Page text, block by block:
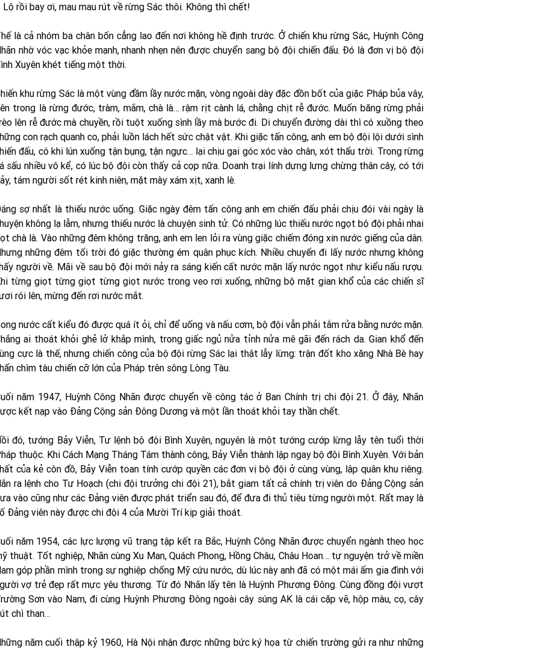
Lộ rồi bay ơi, mau mau rút về rừng Sác thôi. Không thì chết!
là cả nhóm ba chân bốn cẳng lao đến nơi không hề định trước. Ở chiến khu rừng Sác, Huỳnh Công
nhờ vóc vạc khỏe mạnh, nhanh nhẹn nên được chuyển sang bộ đội chiến đấu. Đó là đơn vị bộ đội
Xuyên khét tiếng một thời.
khu rừng Sác là một vùng đầm lầy nước mặn, vòng ngoài dày đặc đồn bốt của giặc Pháp bủa vây,
trong là rừng đước, tràm, mắm, chà là… rậm rịt cành lá, chằng chịt rễ đước. Muốn băng rừng phải
lên rễ đước mà chuyền, rồi tuột xuống sình lầy mà bước đi. Di chuyển đường dài thì có xuồng theo
con rạch quanh co, phải luồn lách hết sức chật vật. Khi giặc tấn công, anh em bộ đội lội dưới sình
đấu, có khi lún xuống tận bụng, tận ngực… lại chịu gai góc xóc vào chân, xót thấu trời. Trong rừng
sấu nhiều vô kể, có lúc bộ đội còn thấy cả cọp nữa. Doanh trại lính dựng lưng chừng thân cây, có tới
tám người sốt rét kinh niên, mặt mày xám xịt, xanh lè.
sợ nhất là thiếu nước uống. Giặc ngày đêm tấn công anh em chiến đấu phải chịu đói vài ngày là
không lạ lẫm, nhưng thiếu nước là chuyện sinh tử. Có những lúc thiếu nước ngọt bộ đội phải nhai
chà là. Vào những đêm không trăng, anh em len lỏi ra vùng giặc chiếm đóng xin nước giếng của dân.
những đêm tối trời đó giặc thường ém quân phục kích. Nhiều chuyến đi lấy nước nhưng không
người về. Mãi về sau bộ đội mới nảy ra sáng kiến cất nước mặn lấy nước ngọt như kiểu nấu rượu.
từng giọt từng giọt từng giọt nước trong veo rơi xuống, những bộ mặt gian khổ của các chiến sĩ
rói lên, mừng đến rơi nước mắt.
nước cất kiểu đó được quá ít ỏi, chỉ để uống và nấu cơm, bộ đội vẫn phải tắm rửa bằng nước mặn.
ai thoát khỏi ghẻ lở khắp mình, trong giấc ngủ nửa tỉnh nửa mê gãi đến rách da. Gian khổ đến
cực là thế, nhưng chiến công của bộ đội rừng Sác lại thật lẫy lừng: trận đốt kho xăng Nhà Bè hay
chìm tàu chiến cỡ lớn của Pháp trên sông Lòng Tàu.
năm 1947, Huỳnh Công Nhãn được chuyển về công tác ở Ban Chính trị chi đội 21. Ở đây, Nhãn
kết nạp vào Đảng Cộng sản Đông Dương và một lần thoát khỏi tay thần chết.
đó, tướng Bảy Viễn, Tư lệnh bộ đội Bình Xuyên, nguyên là một tướng cướp lừng lẫy tên tuổi thời
thuộc. Khi Cách Mạng Tháng Tám thành công, Bảy Viễn thành lập ngay bộ đội Bình Xuyên. Với bản
của kẻ côn đồ, Bảy Viễn toan tính cướp quyền các đơn vị bộ đội ở cùng vùng, lập quân khu riêng.
ra lệnh cho Tư Hoạch (chi đội trưởng chi đội 21), bắt giam tất cả chính trị viên do Đảng Cộng sản
vào cũng như các Đảng viên được phát triển sau đó, để đưa đi thủ tiêu từng người một. Rất may là
Đảng viên này được chi đội 4 của Mười Trí kịp giải thoát.
năm 1954, các lực lượng vũ trang tập kết ra Bắc, Huỳnh Công Nhãn được chuyển ngành theo học
thuật. Tốt nghiệp, Nhãn cùng Xu Man, Quách Phong, Hồng Châu, Châu Hoan… tự nguyện trở về miền
góp phần mình trong sự nghiệp chống Mỹ cứu nước, dù lúc này anh đã có một mái ấm gia đình với
vợ trẻ đẹp rất mực yêu thương. Từ đó Nhãn lấy tên là Huỳnh Phương Đông. Cùng đồng đội vượt
Sơn vào Nam, đi cùng Huỳnh Phương Đông ngoài cây súng AK là cái cặp vẽ, hộp màu, cọ, cây
chì than…
năm cuối thập kỷ 1960, Hà Nội nhận được những bức ký họa từ chiến trường gửi ra như những